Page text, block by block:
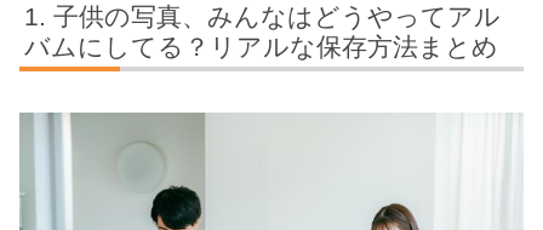
子供の写真、みんなはどうやってアル
バムにしてる？リアルな保存方法まとめ